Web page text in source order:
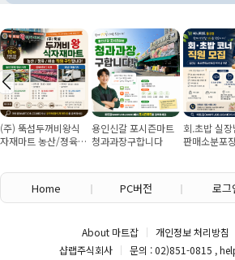
(주) 뚝섬두꺼비왕식
자재마트 농산/졍육/
용인신갈 포시즌마트
청과과장구합니다
회.초밥 실
판매소분포
Home PC버전 로그
About 마트잡 개인정보 처리방침
샵랩주식회사
문의 : 02)851-0815 ,